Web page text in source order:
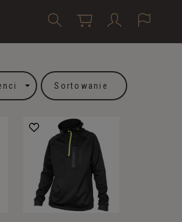
Sortowanie